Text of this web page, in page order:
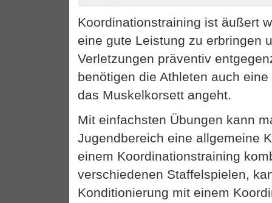
Koordinationstraining ist äußert
eine gute Leistung zu erbringen
Verletzungen präventiv
benötigen die Athleten auch
das Muskelkorsett angeht.
Mit einfachsten Übungen kann
Jugendbereich eine allgemeine
einem Koordinationstraining
verschiedenen Staffelspielen,
Konditionierung mit einem